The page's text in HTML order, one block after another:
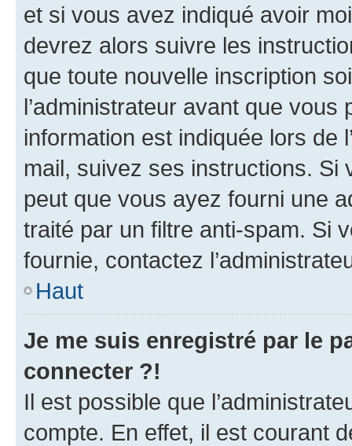
et si vous avez indiqué avoir
devrez alors suivre les
que toute nouvelle inscription
l’administrateur avant que
information est indiquée lors de
mail, suivez ses instructions. Si
peut que vous ayez fourni une
traité par un filtre anti-spam. Si
fournie, contactez
Haut
Je me suis enregistré par le
connecter ?!
Il est possible que
compte. En effet, il est courant